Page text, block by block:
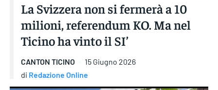
La Svizzera non si fermerà a 10
milioni, referendum KO. Ma nel
Ticino ha vinto il SI’
CANTON TICINO
15 Giugno 2026
di Redazione Online